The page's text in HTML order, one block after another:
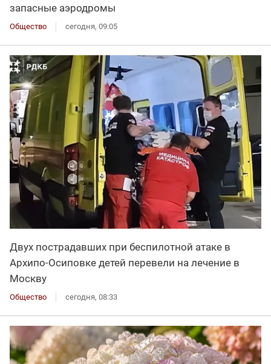
запасные аэродромы
Общество сегодня, 09:05
Двух пострадавших при беспилотной атаке в
Архипо-Осиповке детей перевели на лечение в
Москву
Общество сегодня, 08:33